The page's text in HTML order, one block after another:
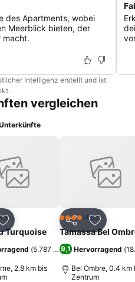
des Apartments, wobei
Meerblick bieten, der
macht.
Intelligenz erstellt und ist
vergleichen
Zu Favoriten hinzufügen
Turquoise
(5.787 Bewertungen)
2.8 km bis
Teilen Zu
4 SterneHotel
Tamassa Bel
9,1 Hervorragend (
Bel Ombre, 0.4 km
Zentrum